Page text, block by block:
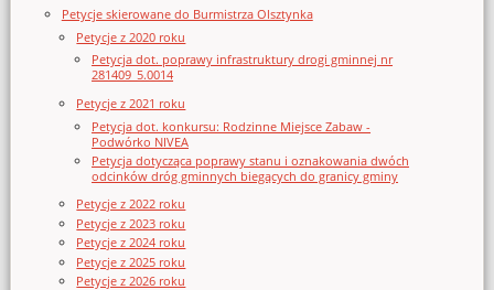
Petycje skierowane do Burmistrza Olsztynka
Petycje z 2020 roku
Petycja dot. poprawy infrastruktury drogi gminnej nr
281409_5.0014
Petycje z 2021 roku
Petycja dot. konkursu: Rodzinne Miejsce Zabaw -
Podwórko NIVEA
Petycja dotycząca poprawy stanu i oznakowania dwóch
odcinków dróg gminnych biegących do granicy gminy
Petycje z 2022 roku
Petycje z 2023 roku
Petycje z 2024 roku
Petycje z 2025 roku
Petycje z 2026 roku